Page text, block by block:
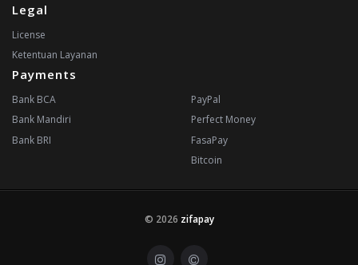
Legal
License
Ketentuan Layanan
Payments
Bank BCA
Bank Mandiri
Bank BRI
PayPal
Perfect Money
FasaPay
Bitcoin
© 2026 zifapay